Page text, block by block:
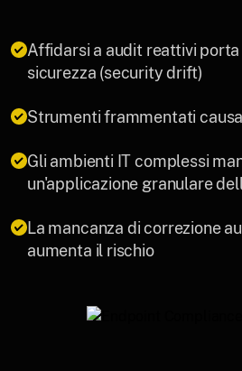
Affidarsi a audit reattivi
sicurezza (security drift)
Strumenti frammentati
Gli ambienti IT complessi
un'applicazione granulare
La mancanza di correzione
aumenta il rischio